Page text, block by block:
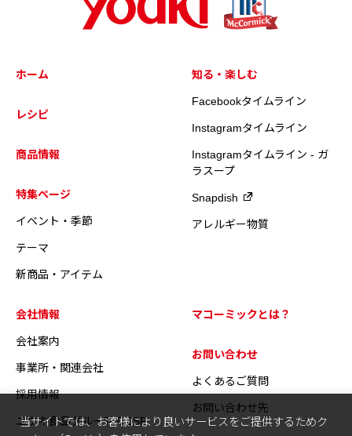
ホーム
レシピ
商品情報
特集ページ
イベント・季節
テーマ
新商品・アイテム
知る・楽しむ
Facebookタイムライン
Instagramタイムライン
Instagramタイムライン - ガ
ラスープ
Snapdish
アレルギー物質
会社情報
会社案内
事業所・関連会社
採用情報
ユウキ食品グループのCSR
マコーミックとは？
お問い合わせ
よくあるご質問
お問い合わせ先
当サイトでは、お客様により良いサービスをご提供するためク